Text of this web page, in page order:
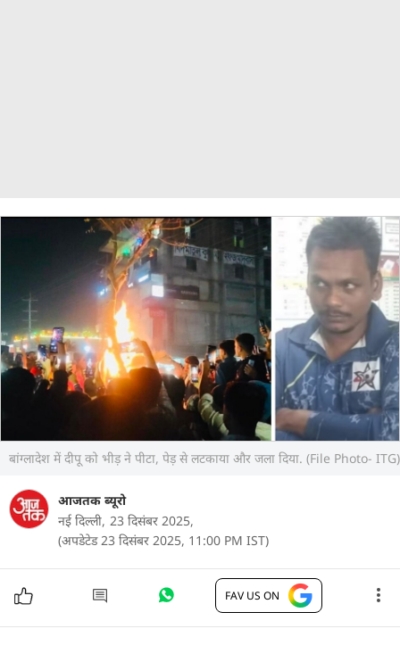
बांग्लादेश में दीपू को भीड़ ने पीटा, पेड़ से लटकाया और जला दिया. (File Photo- ITG)
आजतक ब्यूरो
नई दिल्ली, 23 दिसंबर 2025,
(अपडेटेड 23 दिसंबर 2025, 11:00 PM IST)
FAV US ON